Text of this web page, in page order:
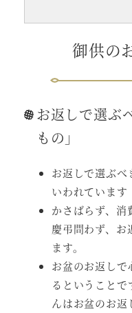
御供の
お返しで選ぶ
もの」
お返しで選ぶべ
いわれています
かさばらず、消
慶弔問わず、お
ます。
お盆のお返しで
るということで
んはお盆のお返